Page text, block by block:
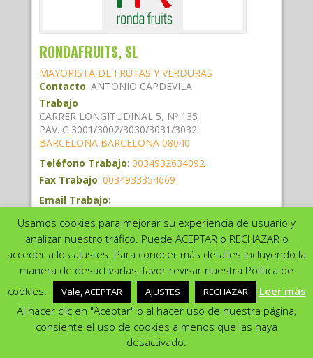
RONDAFRUITS, SL
MAYORISTA DE FRUTAS Y VERDURAS
Contacto: ANTONIO CAPDEVILA
Trabajo
CARRER LONGITUDINAL 5, Nº 135
PAV. C 3001/3002/3030/3031/3032
BARCELONA BARCELONA 08040
Teléfono Trabajo: 0034932634092
Fax Trabajo: 0034933354669
Email Trabajo:
Página web
: http://RONDAFRUITS.COM
Categorías: FRUTAS Y HORTALIZAS
Ver Info de Empresa
Ver Mapa |
Usamos cookies para mejorar su experiencia de usuario y
analizar nuestro tráfico. Puede ACEPTAR o RECHAZAR o
acceder a los ajustes. Para conocer más detalles incluyendo la
manera de desactivarlas, favor revisar nuestra Política de
cookies.
Vale, ACEPTAR AJUSTES RECHAZAR
Leer más
Al hacer clic en "Aceptar" o al hacer uso de nuestra página,
consiente el uso de cookies a menos que las haya
desactivado.
Utilizamos cookies para ofrecerte la mejor experiencia en
nuestra web.
Puedes aprender más sobre qué cookies utilizamos o cambiarlas
en los {setting]ajustes{/setting].